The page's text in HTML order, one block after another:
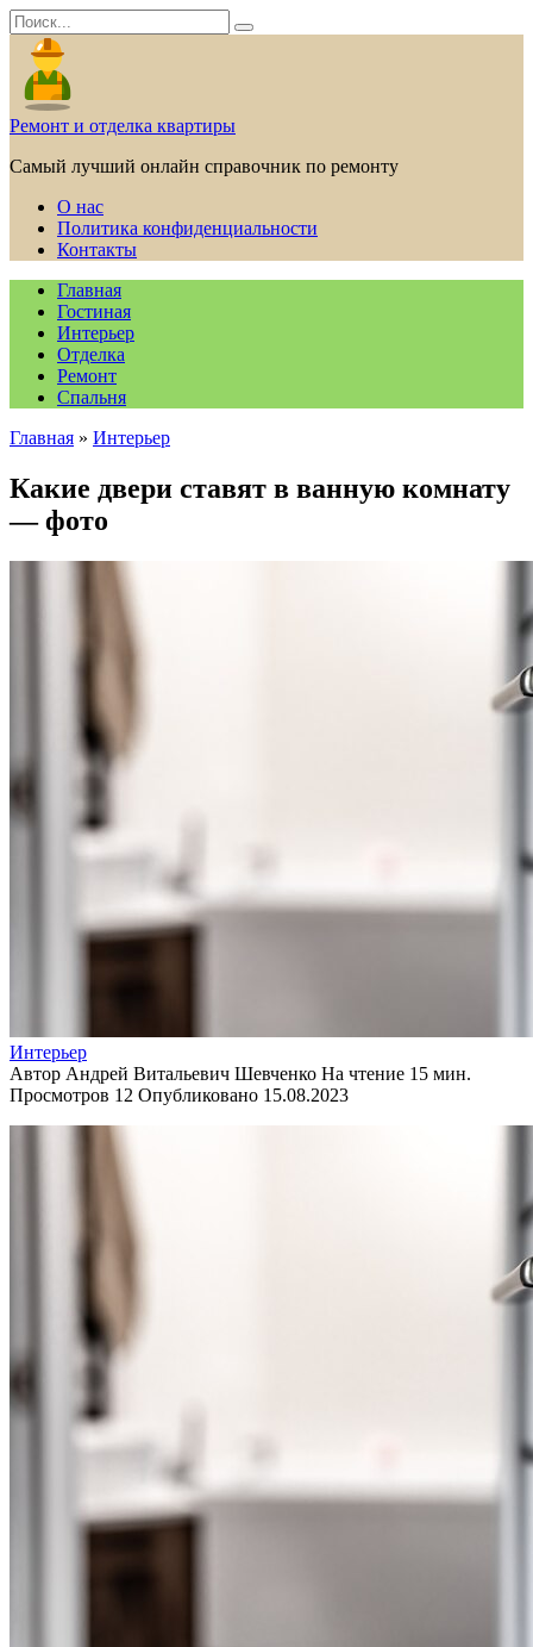
Перейти
к
содержанию
Search
for:
Ремонт и отделка квартиры
Самый лучший онлайн справочник по ремонту
О нас
Политика конфиденциальности
Контакты
Главная
Гостиная
Интерьер
Отделка
Ремонт
Спальня
Главная » Интерьер
Какие двери ставят в ванную комнату
— фото
Интерьер
Автор Андрей Витальевич Шевченко На чтение 15 мин.
Просмотров 12 Опубликовано 15.08.2023